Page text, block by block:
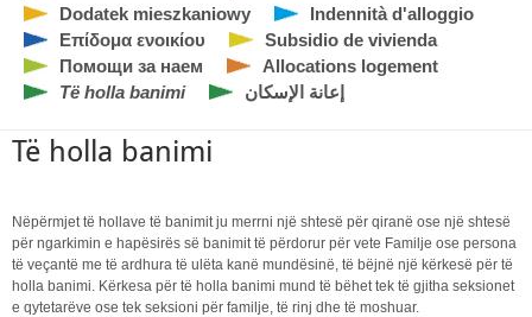
Dodatek mieszkaniowy
Indennità d'alloggio
Επίδομα ενοικίου
Subsidio de vivienda
Помощи за наем
Allocations logement
Të holla banimi
إعانة الإسكان
Të holla banimi
Nëpërmjet të hollave të banimit ju merrni një shtesë për qiranë ose një shtesë
për ngarkimin e hapësirës së banimit të përdorur për vete Familje ose persona
të veçantë me të ardhura të ulëta kanë mundësinë, të bëjnë një kërkesë për të
holla banimi. Kërkesa për të holla banimi mund të bëhet tek të gjitha seksionet
e qytetarëve ose tek seksioni për familje, të rinj dhe të moshuar.